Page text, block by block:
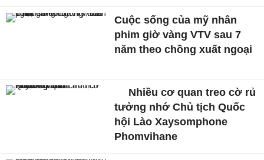
Cuộc sống của mỹ nhân
phim giờ vàng VTV sau 7
năm theo chồng xuất ngoại
Nhiều cơ quan treo cờ rủ
tưởng nhớ Chủ tịch Quốc
hội Lào Xaysomphone
Phomvihane